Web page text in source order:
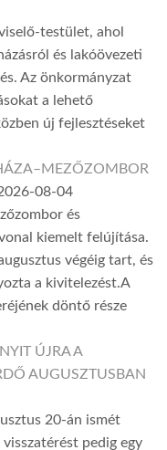
testület, ahol
és lakóövezeti
Az önkormányzat
a lehető
új fejlesztéseket
08-04
és
kiemelt felújítása.
végéig tart, és
a kivitelezést.A
döntő része
ÚJRA A
AUGUSZTUSBAN
20-án ismét
pedig egy